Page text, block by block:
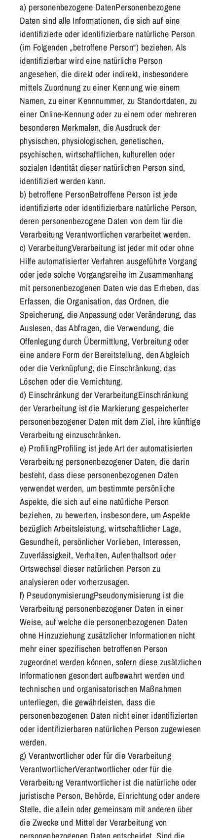
a) personenbezogene DatenPersonenbezogene
Daten sind alle Informationen, die sich auf eine
identifizierte oder identifizierbare natürliche Person
(im Folgenden „betroffene Person“) beziehen. Als
identifizierbar wird eine natürliche Person
angesehen, die direkt oder indirekt, insbesondere
mittels Zuordnung zu einer Kennung wie einem
Namen, zu einer Kennnummer, zu Standortdaten, zu
einer Online-Kennung oder zu einem oder mehreren
besonderen Merkmalen, die Ausdruck der
physischen, physiologischen, genetischen,
psychischen, wirtschaftlichen, kulturellen oder
sozialen Identität dieser natürlichen Person sind,
identifiziert werden kann.
b) betroffene PersonBetroffene Person ist jede
identifizierte oder identifizierbare natürliche Person,
deren personenbezogene Daten von dem für die
Verarbeitung Verantwortlichen verarbeitet werden.
c) VerarbeitungVerarbeitung ist jeder mit oder ohne
Hilfe automatisierter Verfahren ausgeführte Vorgang
oder jede solche Vorgangsreihe im Zusammenhang
mit personenbezogenen Daten wie das Erheben, das
Erfassen, die Organisation, das Ordnen, die
Speicherung, die Anpassung oder Veränderung, das
Auslesen, das Abfragen, die Verwendung, die
Offenlegung durch Übermittlung, Verbreitung oder
eine andere Form der Bereitstellung, den Abgleich
oder die Verknüpfung, die Einschränkung, das
Löschen oder die Vernichtung.
d) Einschränkung der VerarbeitungEinschränkung
der Verarbeitung ist die Markierung gespeicherter
personenbezogener Daten mit dem Ziel, ihre künftige
Verarbeitung einzuschränken.
e) ProfilingProfiling ist jede Art der automatisierten
Verarbeitung personenbezogener Daten, die darin
besteht, dass diese personenbezogenen Daten
verwendet werden, um bestimmte persönliche
Aspekte, die sich auf eine natürliche Person
beziehen, zu bewerten, insbesondere, um Aspekte
bezüglich Arbeitsleistung, wirtschaftlicher Lage,
Gesundheit, persönlicher Vorlieben, Interessen,
Zuverlässigkeit, Verhalten, Aufenthaltsort oder
Ortswechsel dieser natürlichen Person zu
analysieren oder vorherzusagen.
f) PseudonymisierungPseudonymisierung ist die
Verarbeitung personenbezogener Daten in einer
Weise, auf welche die personenbezogenen Daten
ohne Hinzuziehung zusätzlicher Informationen nicht
mehr einer spezifischen betroffenen Person
zugeordnet werden können, sofern diese zusätzlichen
Informationen gesondert aufbewahrt werden und
technischen und organisatorischen Maßnahmen
unterliegen, die gewährleisten, dass die
personenbezogenen Daten nicht einer identifizierten
oder identifizierbaren natürlichen Person zugewiesen
werden.
g) Verantwortlicher oder für die Verarbeitung
VerantwortlicherVerantwortlicher oder für die
Verarbeitung Verantwortlicher ist die natürliche oder
juristische Person, Behörde, Einrichtung oder andere
Stelle, die allein oder gemeinsam mit anderen über
die Zwecke und Mittel der Verarbeitung von